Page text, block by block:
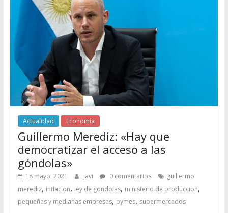
Actualidad Economía
Guillermo Merediz: «Hay que
democratizar el acceso a las
góndolas»
18 mayo, 2021 javi 0 comentarios
guillermo
merediz, inflacion, ley de gondolas, ministerio de produccion,
pequeñas y medianas empresas, pymes, supermercados